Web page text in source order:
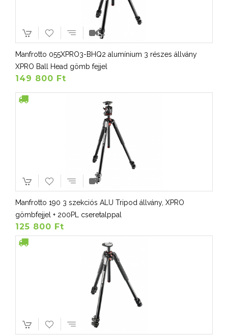
Manfrotto 055XPRO3-BHQ2 alumínium 3 részes állvány
XPRO Ball Head gömb fejjel
149 800 Ft
Manfrotto 190 3 szekciós ALU Tripod állvány, XPRO
gömbfejjel + 200PL cseretalppal
125 800 Ft